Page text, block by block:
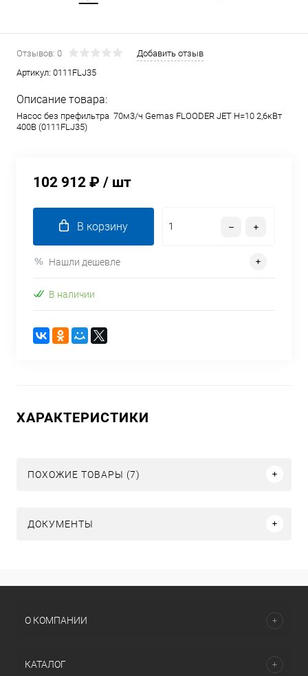
Отзывов: 0
Добавить отзыв
Артикул: 0111FLJ35
Описание товара:
Насос без префильтра 70м3/ч Gemas FLOODER JET Н=10 2,6кВт
400В (0111FLJ35)
102 912 ₽ / шт
В корзину
Нашли дешевле
В наличии
ХАРАКТЕРИСТИКИ
ПОХОЖИЕ ТОВАРЫ (7)
ДОКУМЕНТЫ
О КОМПАНИИ
КАТАЛОГ